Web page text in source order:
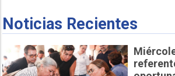
Noticias Recientes